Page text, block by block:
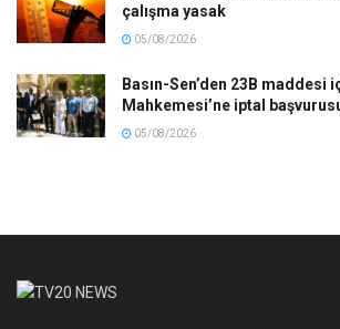
çalışma yasak
05/08/2026
Basın-Sen’den 23B maddesi
Mahkemesi’ne iptal
05/08/2026